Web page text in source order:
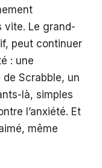
vite. Le grand-
peut continuer
: une
Scrabble, un
là, simples
l’anxiété. Et
même